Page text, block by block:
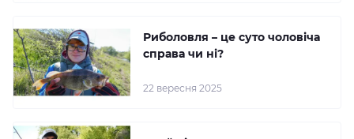
22 вересня 2025
Риболовля – це суто чоловіча
справа чи ні?